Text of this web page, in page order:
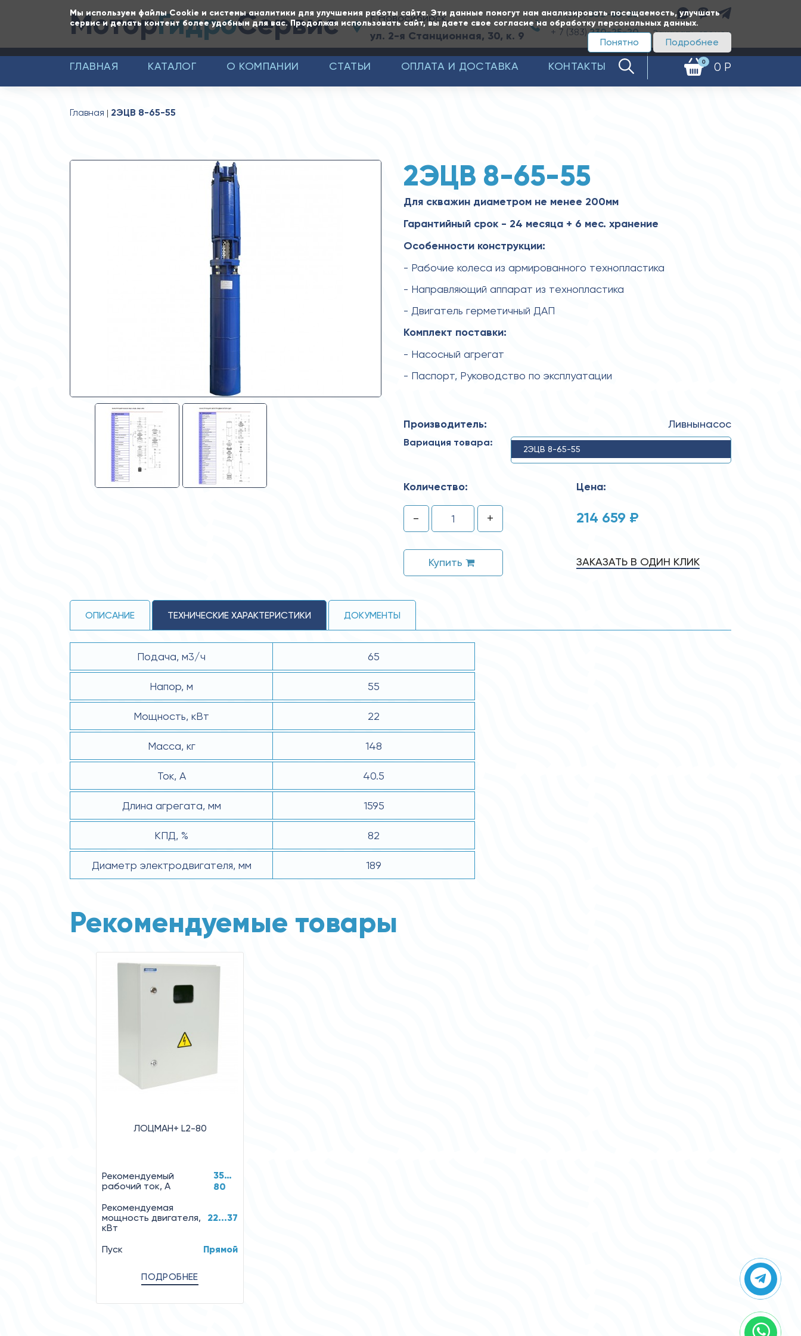
Мы используем файлы Cookie и системы аналитики для улучшения работы сайта. Эти данные помогут нам анализировать посещаемость, улучшать
сервис и делать контент более удобным для вас. Продолжая использовать сайт, вы даете свое согласие на обработку персональных данных.
Подробнее
Понятно
МоторГидроСервис г. Новосибирск,
ул. 2-я Станционная, 30, к. 9
+ 7 (383)350-65-20
+ 7 (383)230-25-20 Заказать звонок
0 0 Р
ГЛАВНАЯ КАТАЛОГ О КОМПАНИИ СТАТЬИ ОПЛАТА И ДОСТАВКА КОНТАКТЫ
Главная 2ЭЦВ 8-65-55
2ЭЦВ 8-65-55
Для скважин диаметром не менее 200мм
Гарантийный срок - 24 месяца + 6 мес. хранение
Особенности конструкции:
- Рабочие колеса из армированного технопластика
- Направляющий аппарат из технопластика
- Двигатель герметичный ДАП
Комплект поставки:
- Насосный агрегат
- Паспорт, Руководство по эксплуатации
Производитель: Ливнынасос
Вариация товара:
2ЭЦВ 8-65-55
Количество:
- +
Купить
Цена:
214 659 ₽
ЗАКАЗАТЬ В ОДИН КЛИК
ОПИСАНИЕ ТЕХНИЧЕСКИЕ ХАРАКТЕРИСТИКИ ДОКУМЕНТЫ
Подача, м3/ч 65
Напор, м 55
Мощность, кВт 22
Масса, кг 148
Ток, А 40.5
Длина агрегата, мм 1595
КПД, % 82
Диаметр электродвигателя, мм 189
Рекомендуемые товары
ЛОЦМАН+ L2-80
Рекомендуемый
рабочий ток, А
35…
80
Рекомендуемая
мощность двигателя,
кВт
22...37
Пуск Прямой
ПОДРОБНЕЕ